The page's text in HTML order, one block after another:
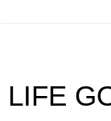
LIFE